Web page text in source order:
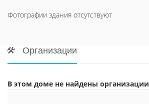
Фотографии здания отсутствуют
Организации
В этом доме не найдены организации